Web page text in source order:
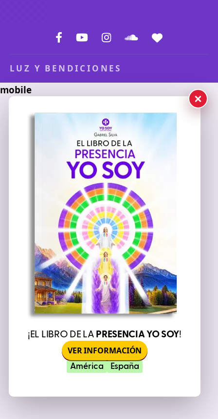
LUZ Y BENDICIONES
¡EL LIBRO DE LA PRESENCIA YO SOY!
VER INFORMACIÓN
América España